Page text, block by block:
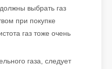
выбрать газ
при покупке
газ тоже очень
газа, следует